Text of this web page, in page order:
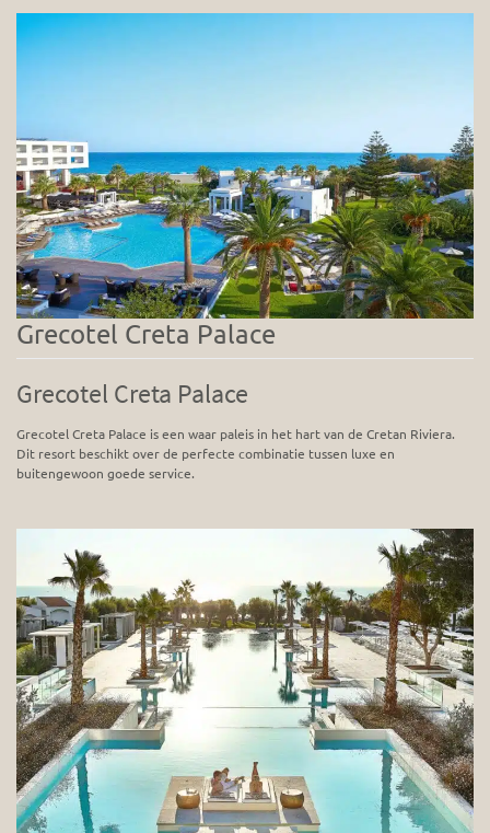
Grecotel Creta Palace
Grecotel Creta Palace
Grecotel Creta Palace is een waar paleis in het hart van de Cretan Riviera.
Dit resort beschikt over de perfecte combinatie tussen luxe en
buitengewoon goede service.